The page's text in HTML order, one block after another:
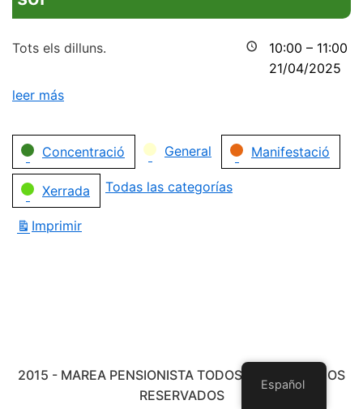
10:00 – 11:00
21/04/2025
Tots els dilluns.
leer más
Categorías
Concentració General Manifestació
Xerrada Todas las categorías
Imprimir
2015 - MAREA PENSIONISTA TODOS LOS DERECHOS
RESERVADOS
Español